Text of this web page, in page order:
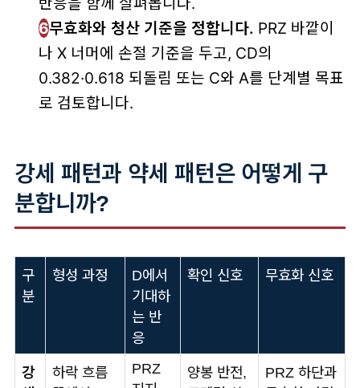
6무효화와 청산 기준을 정합니다. PRZ 바깥이
나 X 너머에 손절 기준을 두고, CD의
0.382·0.618 되돌림 또는 C와 A를 단계별 목표
로 검토합니다.
강세 패턴과 약세 패턴은 어떻게 구
분합니까?
구
분
형성 과정
D에서
기대하
는 반
응
확인 신호 무효화 신호
강
하락 흐름
PRZ
양봉 반전,
PRZ 하단과